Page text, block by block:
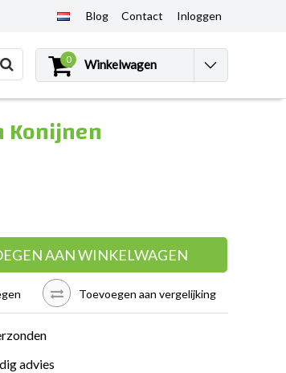
Blog Contact Inloggen
0 Winkelwagen
Konijnen
AAN WINKELWAGEN
Toevoegen aan vergelijking
advies